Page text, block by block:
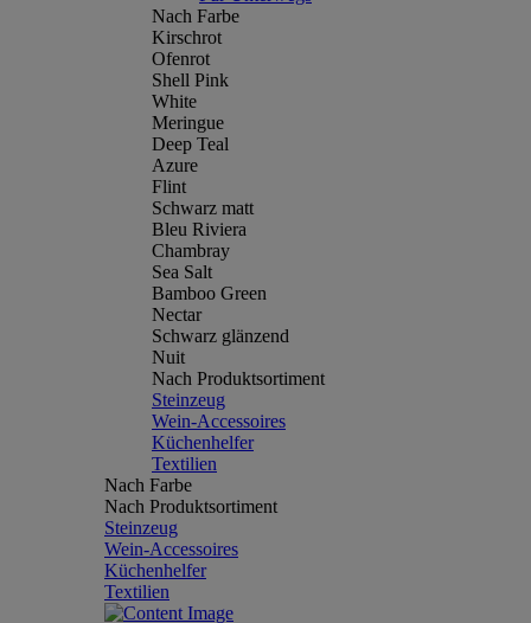
Nach Farbe
Kirschrot
Ofenrot
Shell Pink
White
Meringue
Deep Teal
Azure
Flint
Schwarz matt
Bleu Riviera
Chambray
Sea Salt
Bamboo Green
Nectar
Schwarz glänzend
Nuit
Nach Produktsortiment
Steinzeug
Wein-Accessoires
Küchenhelfer
Textilien
Nach Farbe
Nach Produktsortiment
Steinzeug
Wein-Accessoires
Küchenhelfer
Textilien